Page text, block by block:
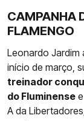
CAMPANHA
FLAMENGO
Leonardo Jardim
início de março,
treinador
do Fluminense
A da